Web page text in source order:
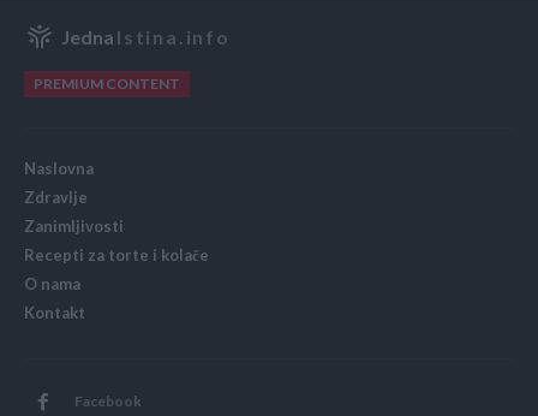
Jedna Istina.info
PREMIUM CONTENT
Naslovna
Zdravlje
Zanimljivosti
Recepti za torte i kolače
O nama
Kontakt
Facebook